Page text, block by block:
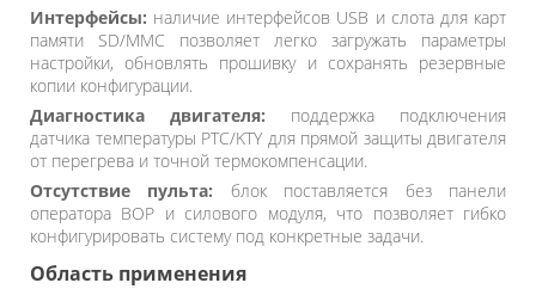
Интерфейсы: наличие интерфейсов USB и слота для карт
памяти SD/MMC позволяет легко загружать параметры
настройки, обновлять прошивку и сохранять резервные
копии конфигурации.
Диагностика двигателя: поддержка подключения
датчика температуры PTC/KTY для прямой защиты двигателя
от перегрева и точной термокомпенсации.
Отсутствие пульта: блок поставляется без панели
оператора BOP и силового модуля, что позволяет гибко
конфигурировать систему под конкретные задачи.
Область применения